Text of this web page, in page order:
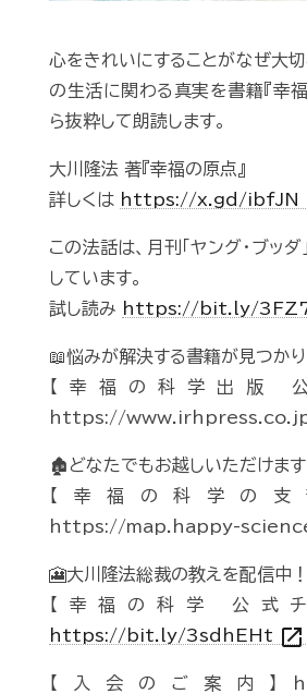
心をきれいにすることがなぜ大
の生活に関わる真実を書籍『幸
ら抜粋して朗読します。
大川隆法 著『幸福の原点』
詳しくは https://x.gd/ibfJN
この法話は、月刊「ヤング・ブッ
しています。
試し読み https://bit.ly/
📖悩みが解決する書籍が見つかり
【幸福の科学出版 公
https://
🏚️どなたでもお越しいただけます
【幸福の科学の支
https://map.happy-
🎦大川隆法総裁の教えを配信中！
【幸福の科学 公式チ
https://bit.ly/3sdhEHt open_in_new
【入会のご案内】